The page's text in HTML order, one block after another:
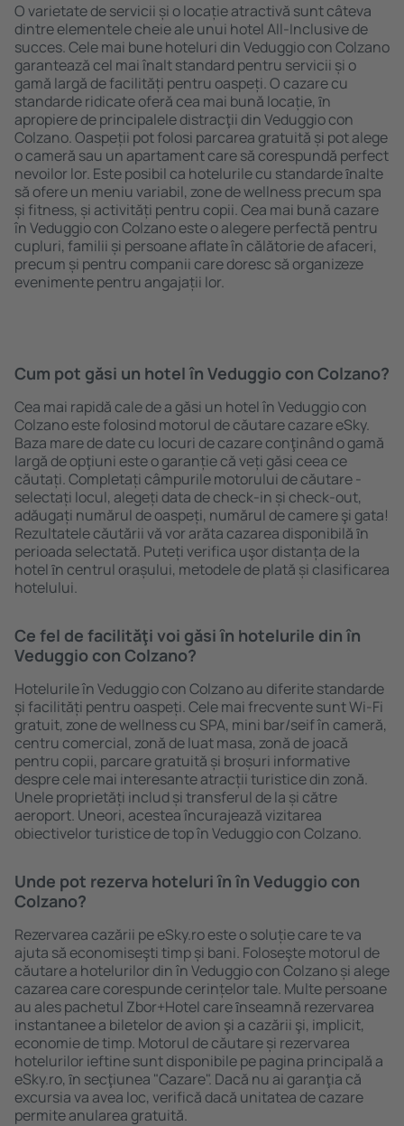
O varietate de servicii și o locație atractivă sunt câteva
dintre elementele cheie ale unui hotel All-Inclusive de
succes. Cele mai bune hoteluri din Veduggio con Colzano
garantează cel mai înalt standard pentru servicii și o
gamă largă de facilități pentru oaspeți. O cazare cu
standarde ridicate oferă cea mai bună locație, ȋn
apropiere de principalele distracţii din Veduggio con
Colzano. Oaspeții pot folosi parcarea gratuită și pot alege
o cameră sau un apartament care să corespundă perfect
nevoilor lor. Este posibil ca hotelurile cu standarde ȋnalte
să ofere un meniu variabil, zone de wellness precum spa
și fitness, și activități pentru copii. Cea mai bună cazare
în Veduggio con Colzano este o alegere perfectă pentru
cupluri, familii și persoane aflate în călătorie de afaceri,
precum și pentru companii care doresc să organizeze
evenimente pentru angajații lor.
Cum pot găsi un hotel în Veduggio con Colzano?
Cea mai rapidă cale de a găsi un hotel în Veduggio con
Colzano este folosind motorul de căutare cazare eSky.
Baza mare de date cu locuri de cazare conţinând o gamă
largă de opţiuni este o garanție că veți găsi ceea ce
căutați. Completați câmpurile motorului de căutare -
selectați locul, alegeți data de check-in și check-out,
adăugați numărul de oaspeți, numărul de camere şi gata!
Rezultatele căutării vă vor arăta cazarea disponibilă ȋn
perioada selectată. Puteți verifica uşor distanța de la
hotel ȋn centrul orașului, metodele de plată și clasificarea
hotelului.
Ce fel de facilităţi voi găsi ȋn hotelurile din în
Veduggio con Colzano?
Hotelurile în Veduggio con Colzano au diferite standarde
și facilități pentru oaspeți. Cele mai frecvente sunt Wi-Fi
gratuit, zone de wellness cu SPA, mini bar/seif în cameră,
centru comercial, zonă de luat masa, zonă de joacă
pentru copii, parcare gratuită și broșuri informative
despre cele mai interesante atracții turistice din zonă.
Unele proprietăți includ și transferul de la și către
aeroport. Uneori, acestea încurajează vizitarea
obiectivelor turistice de top în Veduggio con Colzano.
Unde pot rezerva hoteluri ȋn în Veduggio con
Colzano?
Rezervarea cazării pe eSky.ro este o soluție care te va
ajuta să economiseşti timp și bani. Foloseşte motorul de
căutare a hotelurilor din în Veduggio con Colzano și alege
cazarea care corespunde cerințelor tale. Multe persoane
au ales pachetul Zbor+Hotel care ȋnseamnă rezervarea
instantanee a biletelor de avion şi a cazării şi, implicit,
economie de timp. Motorul de căutare și rezervarea
hotelurilor ieftine sunt disponibile pe pagina principală a
eSky.ro, ȋn secţiunea "Cazare". Dacă nu ai garanţia că
excursia va avea loc, verifică dacă unitatea de cazare
permite anularea gratuită.